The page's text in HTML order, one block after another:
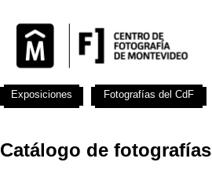
Catálogo de fotografías
Exposiciones Fotografías del CdF